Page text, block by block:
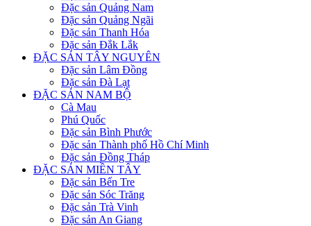
Đặc sản Quảng Nam
Đặc sản Quảng Ngãi
Đặc sản Thanh Hóa
Đặc sản Đắk Lắk
ĐẶC SẢN TÂY NGUYÊN
Đặc sản Lâm Đồng
Đặc sản Đà Lạt
ĐẶC SẢN NAM BỘ
Cà Mau
Phú Quốc
Đặc sản Bình Phước
Đặc sản Thành phố Hồ Chí Minh
Đặc sản Đồng Tháp
ĐẶC SẢN MIỀN TÂY
Đặc sản Bến Tre
Đặc sản Sóc Trăng
Đặc sản Trà Vinh
Đặc sản An Giang